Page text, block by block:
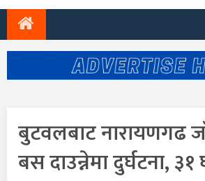
बुटवलबाट नारायणगढ
बस दाउन्नेमा दुर्घटना,